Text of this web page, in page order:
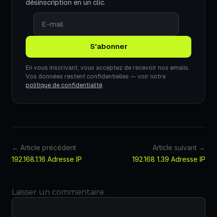
désinscription en un clic.
En vous inscrivant, vous acceptez de recevoir nos emails.
Vos données restent confidentielles — voir notre
politique de confidentialité.
← Article précédent
192.168.1.16 Adresse IP
Article suivant →
192.168 1.39 Adresse IP
Laisser un commentaire
Commentaire